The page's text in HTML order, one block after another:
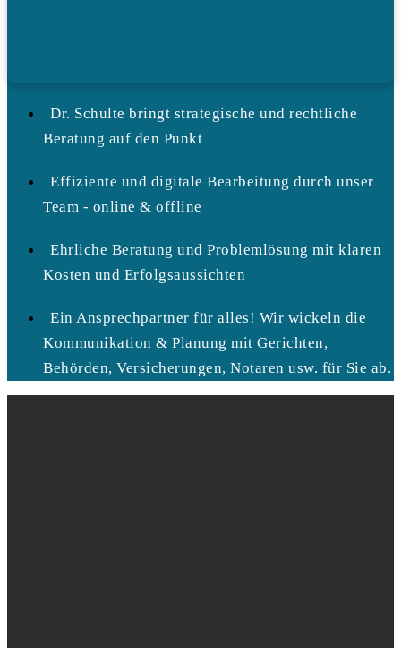
Dr. Schulte bringt strategische und rechtliche
Beratung auf den Punkt
Effiziente und digitale Bearbeitung durch unser
Team - online & offline
Ehrliche Beratung und Problemlösung mit klaren
Kosten und Erfolgsaussichten
Ein Ansprechpartner für alles! Wir wickeln die
Kommunikation & Planung mit Gerichten,
Behörden, Versicherungen, Notaren usw. für Sie ab.